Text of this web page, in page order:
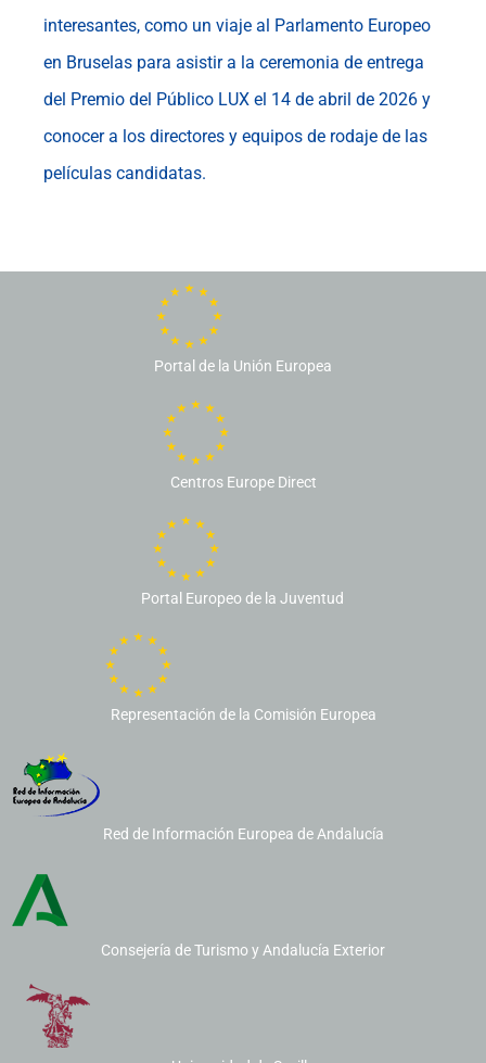
interesantes, como un viaje al Parlamento Europeo
en Bruselas para asistir a la ceremonia de entrega
del Premio del Público LUX el 14 de abril de 2026 y
conocer a los directores y equipos de rodaje de las
películas candidatas.
Portal de la Unión Europea
Centros Europe Direct
Portal Europeo de la Juventud
Representación de la Comisión Europea
Red de Información Europea de Andalucía
Consejería de Turismo y Andalucía Exterior